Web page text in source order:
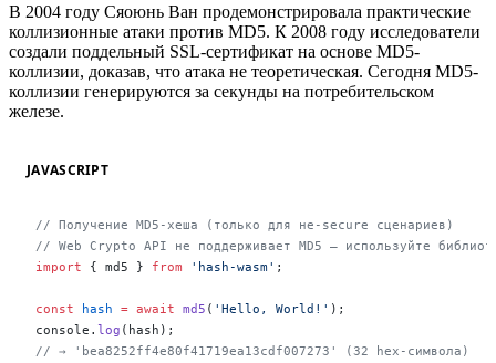
В 2004 году Сяоюнь Ван продемонстрировала практические
коллизионные атаки против MD5. К 2008 году исследователи
создали поддельный SSL-сертификат на основе MD5-
коллизии, доказав, что атака не теоретическая. Сегодня MD5-
коллизии генерируются за секунды на потребительском
железе.
JAVASCRIPT
// Получение MD5-хеша (только для не-secure сценариев)
// Web Crypto API не поддерживает MD5 — используйте
import { md5 } from 'hash-wasm' ;
const hash = await md5 ( 'Hello, World!' );
console. log (hash);
// → 'bea8252ff4e80f41719ea13cdf007273' (32 hex-символа)